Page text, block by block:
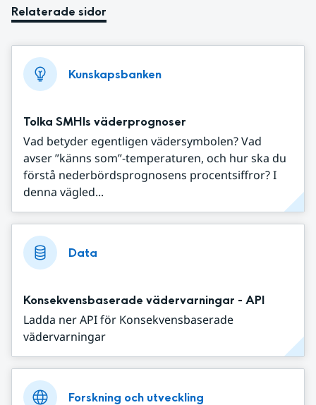
Relaterade sidor
Kunskapsbanken
Tolka SMHIs väderprognoser
Vad betyder egentligen vädersymbolen? Vad
avser ”känns som”-temperaturen, och hur ska du
förstå nederbördsprognosens procentsiffror? I
denna vägled...
Data
Konsekvensbaserade vädervarningar - API
Ladda ner API för Konsekvensbaserade
vädervarningar
Forskning och utveckling